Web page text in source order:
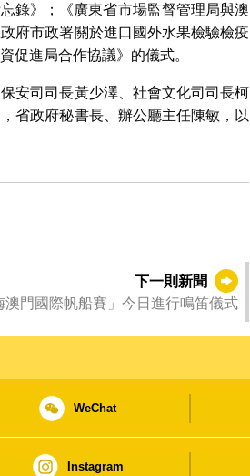
錄》；《廣東省市場監督管理局與澳
府市政署關於進口國外水果檢驗檢疫
促進局合作協議》的儀式。
安司司長黃少澤、社會文化司司長柯
省政府秘書長、辦公廳主任陳敏，以
下一則新聞
澳門國際帆船賽」今日進行鳴笛儀式
WeChat
Instagram